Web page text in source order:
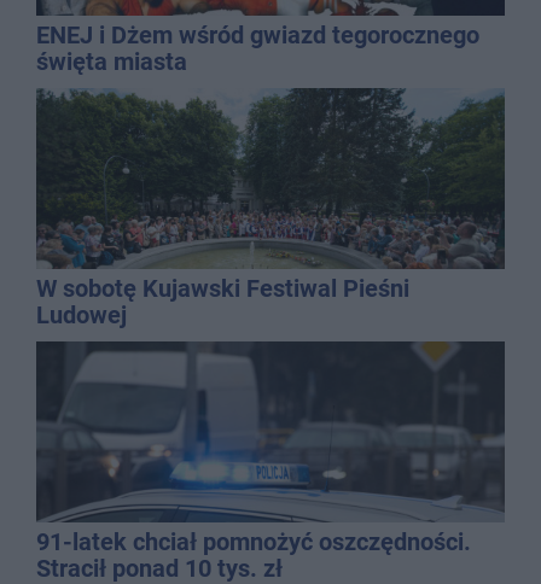
ENEJ i Dżem wśród gwiazd tegorocznego
święta miasta
W sobotę Kujawski Festiwal Pieśni
Ludowej
91-latek chciał pomnożyć oszczędności.
Stracił ponad 10 tys. zł